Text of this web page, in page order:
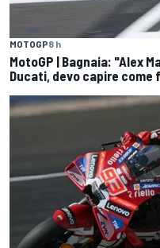
MOTOGP8 h
MotoGP | Bagnaia: "Alex
Ducati, devo capire come